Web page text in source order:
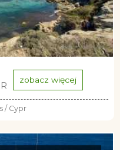
zobacz więcej
/ Cypr